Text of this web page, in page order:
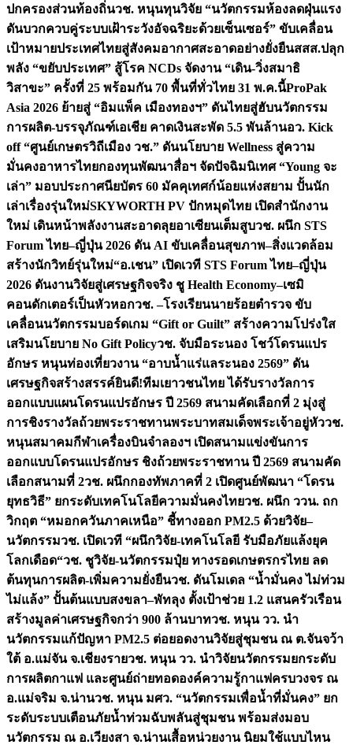
ปกครองส่วนท้องถิ่นวช. หนุนทุนวิจัย “นวัตกรรมห้องลดฝุ่นแรง
ดันบวกควบคู่ระบบเฝ้าระวังอัจฉริยะด้วยเซ็นเซอร์” ขับเคลื่อน
เป้าหมายประเทศไทยสู่สังคมอากาศสะอาดอย่างยั่งยืนสสส.ปลุก
พลัง “ขยับประเทศ” สู้โรค NCDs จัดงาน “เดิน-วิ่งสมาธิ
วิสาขะ” ครั้งที่ 25 พร้อมกัน 70 พื้นที่ทั่วไทย 31 พ.ค.นี้ProPak
Asia 2026 ย้ายสู่ “อิมแพ็ค เมืองทองฯ” ดันไทยสู่ฮับนวัตกรรม
การผลิต-บรรจุภัณฑ์เอเชีย คาดเงินสะพัด 5.5 พันล้านอว. Kick
off “ศูนย์เกษตรวิถีเมือง วช.” ดันนโยบาย Wellness สู่ความ
มั่นคงอาหารไทยกองทุนพัฒนาสื่อฯ จัดปัจฉิมนิเทศ “Young จะ
เล่า” มอบประกาศนียบัตร 60 มัคคุเทศก์น้อยแห่งสยาม ปั้นนัก
เล่าเรื่องรุ่นใหม่SKYWORTH PV ปักหมุดไทย เปิดสำนักงาน
ใหม่ เดินหน้าพลังงานสะอาดลุยอาเซียนเต็มสูบวช. ผนึก STS
Forum ไทย–ญี่ปุ่น 2026 ดัน AI ขับเคลื่อนสุขภาพ–สิ่งแวดล้อม
สร้างนักวิทย์รุ่นใหม่“อ.เชน” เปิดเวที STS Forum ไทย–ญี่ปุ่น
2026 ดันงานวิจัยสู่เศรษฐกิจจริง ชู Health Economy–เซมิ
คอนดักเตอร์เป็นหัวหอกวช. –โรงเรียนนายร้อยตำรวจ ขับ
เคลื่อนนวัตกรรมบอร์ดเกม “Gift or Guilt” สร้างความโปร่งใส
เสริมนโยบาย No Gift Policyวช. จับมือระนอง โชว์โดรนแปร
อักษร หนุนท่องเที่ยวงาน “อาบน้ำแร่แลระนอง 2569” ดัน
เศรษฐกิจสร้างสรรค์ยินดี!ทีมเยาวชนไทย ได้รับรางวัลการ
ออกแบบแผนโดรนแปรอักษร ปี 2569 สนามคัดเลือกที่ 2 มุ่งสู่
การชิงรางวัลถ้วยพระราชทานพระบาทสมเด็จพระเจ้าอยู่หัววช.
หนุนสมาคมกีฬาเครื่องบินจำลองฯ เปิดสนามแข่งขันการ
ออกแบบโดรนแปรอักษร ชิงถ้วยพระราชทาน ปี 2569 สนามคัด
เลือกสนามที่ 2วช. ผนึกกองทัพภาคที่ 2 เปิดศูนย์พัฒนา “โดรน
ยุทธวิธี” ยกระดับเทคโนโลยีความมั่นคงไทยวช. ผนึก ววน. ถก
วิกฤต “หมอกควันภาคเหนือ” ชี้ทางออก PM2.5 ด้วยวิจัย–
นวัตกรรมวช. เปิดเวที “ผนึกวิจัย-เทคโนโลยี รับมือภัยแล้งยุค
โลกเดือด“วช. ชูวิจัย-นวัตกรรมปุ๋ย ทางรอดเกษตรกรไทย ลด
ต้นทุนการผลิต-เพิ่มความยั่งยืนวช. ดันโมเดล “น้ำมั่นคง ไม่ท่วม
ไม่แล้ง” ปั้นต้นแบบสงขลา–พัทลุง ตั้งเป้าช่วย 1.2 แสนครัวเรือน
สร้างมูลค่าเศรษฐกิจกว่า 900 ล้านบาทวช. หนุน วว. นำ
นวัตกรรมแก้ปัญหา PM2.5 ต่อยอดงานวิจัยสู่ชุมชน ณ ต.จันจว้า
ใต้ อ.แม่จัน จ.เชียงรายวช. หนุน วว. นำวิจัยนวัตกรรมยกระดับ
การผลิตกาแฟ และศูนย์ถ่ายทอดองค์ความรู้กาแฟครบวงจร ณ
อ.แม่จริม จ.น่านวช. หนุน มศว. “นวัตกรรมเพื่อน้ำที่มั่นคง” ยก
ระดับระบบเตือนภัยน้ำท่วมฉับพลันสู่ชุมชน พร้อมส่งมอบ
นวัตกรรม ณ อ.เวียงสา จ.น่านเสื้อหน่วยงาน นิยมใช้แบบไหน